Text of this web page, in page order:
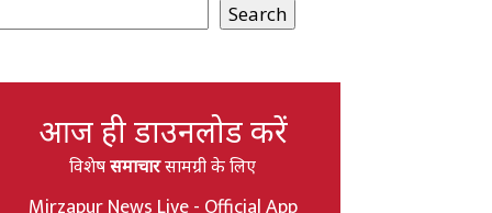
Search
आज ही डाउनलोड करें
विशेषसमाचारसामग्री के लिए